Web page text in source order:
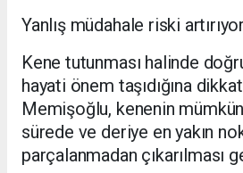
Yanlış müdahale riski artırıyor
Kene tutunması halinde
hayati önem taşıdığına
Memişoğlu, kenenin
sürede ve deriye en yakın
parçalanmadan çıkarılması